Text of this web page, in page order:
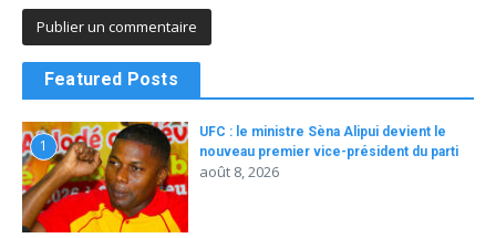
Featured Posts
1
UFC : le ministre Sèna Alipui devient le
nouveau premier vice-président du parti
août 8, 2026